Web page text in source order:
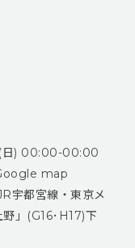
(日) 00:00-00:00
map
宇都宮線・東京メ
野」(G16･H17)下